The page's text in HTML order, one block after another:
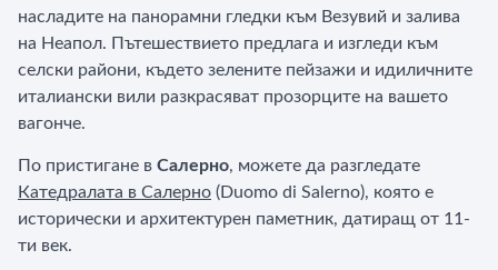
насладите на панорамни гледки към Везувий и залива
на Неапол. Пътешествието предлага и изгледи към
селски райони, където зелените пейзажи и идиличните
италиански вили разкрасяват прозорците на вашето
вагонче.
По пристигане в Салерно, можете да разгледате
Катедралата в Салерно (Duomo di Salerno), която е
исторически и архитектурен паметник, датиращ от 11-
ти век.